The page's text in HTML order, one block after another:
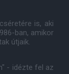
is, aki
ban, amikor
útjaik.
- idézte fel az